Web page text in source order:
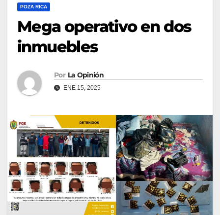
POZA RICA
Mega operativo en dos
inmuebles
Por La Opinión
ENE 15, 2025